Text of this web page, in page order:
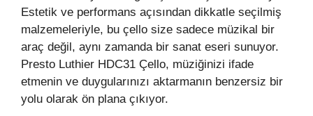
Estetik ve performans açısından dikkatle seçilmiş
malzemeleriyle, bu çello size sadece müzikal bir
araç değil, aynı zamanda bir sanat eseri sunuyor.
Presto Luthier HDC31 Çello, müziğinizi ifade
etmenin ve duygularınızı aktarmanın benzersiz bir
yolu olarak ön plana çıkıyor.